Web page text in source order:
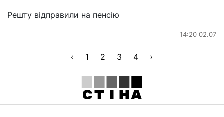
Решту відправили на пенсію
14:20 02.07
‹ 1 2 3 4 ›